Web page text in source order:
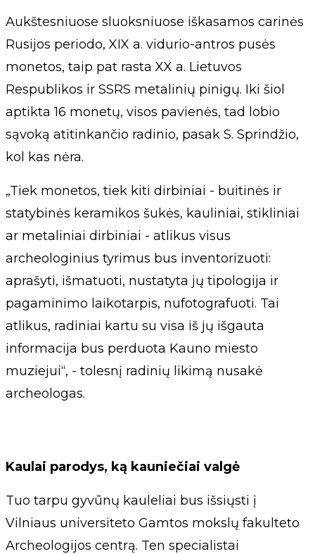
Aukštesniuose sluoksniuose iškasamos carinės
Rusijos periodo, XIX a. vidurio-antros pusės
monetos, taip pat rasta XX a. Lietuvos
Respublikos ir SSRS metalinių pinigų. Iki šiol
aptikta 16 monetų, visos pavienės, tad lobio
sąvoką atitinkančio radinio, pasak S. Sprindžio,
kol kas nėra.
„Tiek monetos, tiek kiti dirbiniai - buitinės ir
statybinės keramikos šukės, kauliniai, stikliniai
ar metaliniai dirbiniai - atlikus visus
archeologinius tyrimus bus inventorizuoti:
aprašyti, išmatuoti, nustatyta jų tipologija ir
pagaminimo laikotarpis, nufotografuoti. Tai
atlikus, radiniai kartu su visa iš jų išgauta
informacija bus perduota Kauno miesto
muziejui“, - tolesnį radinių likimą nusakė
archeologas.
Kaulai parodys, ką kauniečiai valgė
Tuo tarpu gyvūnų kauleliai bus išsiųsti į
Vilniaus universiteto Gamtos mokslų fakulteto
Archeologijos centrą. Ten specialistai